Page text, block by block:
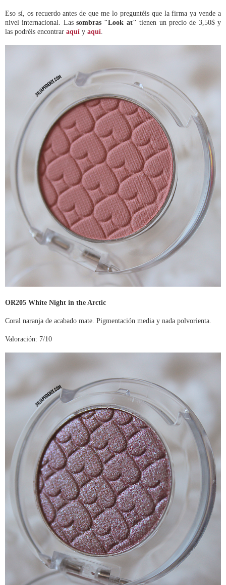
Eso sí, os recuerdo antes de que me lo preguntéis que la firma ya vende a
nivel internacional. Lassombras "Look at" tienen un precio de 3,50$ y
las podréis encontrar aquí y aquí.
OR205 White Night in the Arctic
Coral naranja de acabado mate. Pigmentación media y nada polvorienta.
Valoración: 7/10